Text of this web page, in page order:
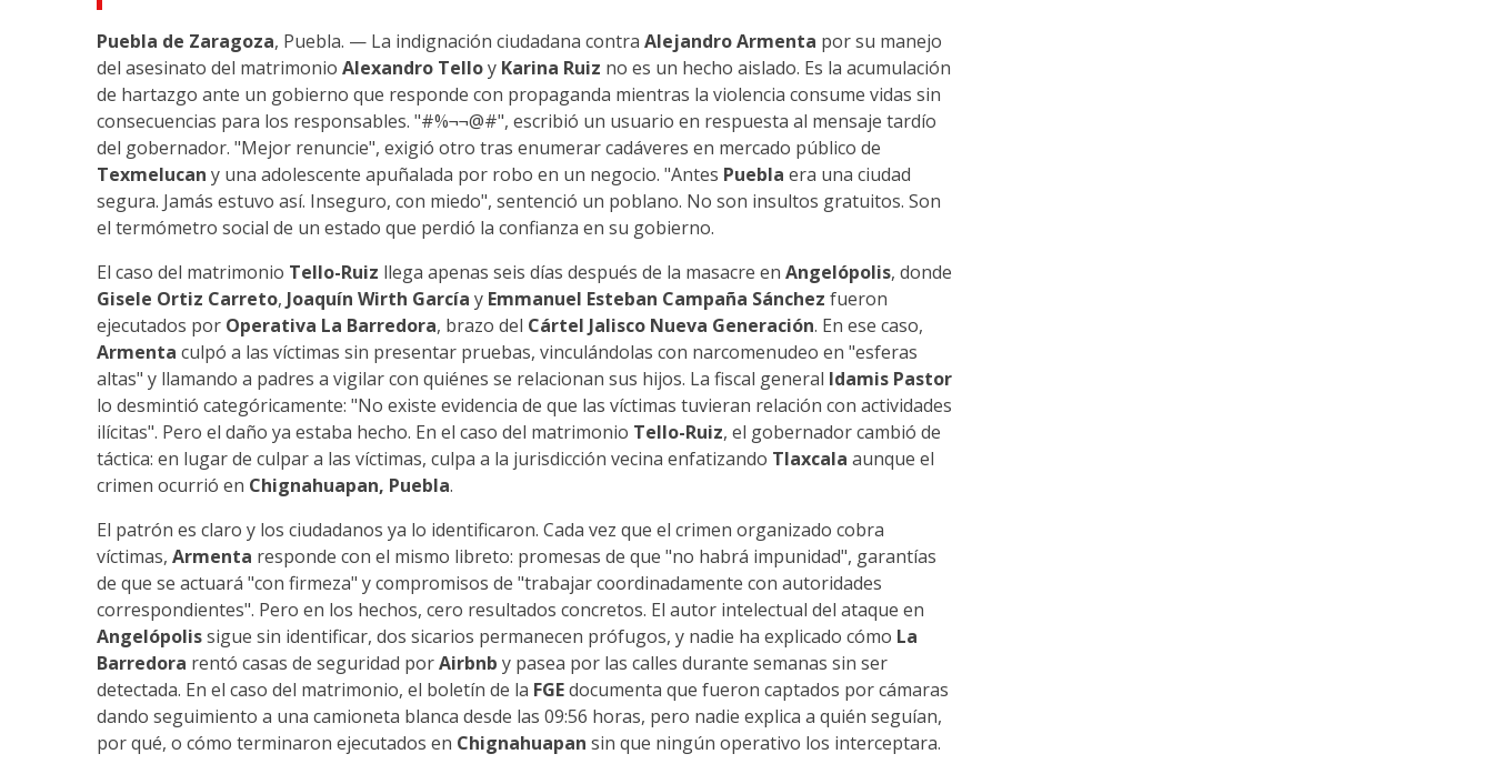
Puebla de Zaragoza, Puebla. — La indignación ciudadana contra Alejandro Armenta por su manejo
del asesinato del matrimonio Alexandro Telloy Karina Ruiz no es un hecho aislado. Es la acumulación
de hartazgo ante un gobierno que responde con propaganda mientras la violencia consume vidas sin
consecuencias para los responsables. "#%¬¬@#", escribió un usuario en respuesta al mensaje tardío
del gobernador. "Mejor renuncie", exigió otro tras enumerar cadáveres en mercado público de
Texmelucan y una adolescente apuñalada por robo en un negocio. "Antes Puebla era una ciudad
segura. Jamás estuvo así. Inseguro, con miedo", sentenció un poblano. No son insultos gratuitos. Son
el termómetro social de un estado que perdió la confianza en su gobierno.
El caso del matrimonio Tello-Ruiz llega apenas seis días después de la masacre en Angelópolis, donde
Gisele Ortiz Carreto, Joaquín Wirth García y Emmanuel Esteban Campaña Sánchez fueron
ejecutados por Operativa La Barredora, brazo del Cártel Jalisco Nueva Generación. En ese caso,
Armenta culpó a las víctimas sin presentar pruebas, vinculándolas con narcomenudeo en "esferas
altas" y llamando a padres a vigilar con quiénes se relacionan sus hijos. La fiscal general Idamis Pastor
lo desmintió categóricamente: "No existe evidencia de que las víctimas tuvieran relación con actividades
ilícitas". Pero el daño ya estaba hecho. En el caso del matrimonio Tello-Ruiz, el gobernador cambió de
táctica: en lugar de culpar a las víctimas, culpa a la jurisdicción vecina enfatizando Tlaxcala aunque el
crimen ocurrió en Chignahuapan, Puebla.
El patrón es claro y los ciudadanos ya lo identificaron. Cada vez que el crimen organizado cobra
víctimas, Armenta responde con el mismo libreto: promesas de que "no habrá impunidad", garantías
de que se actuará "con firmeza" y compromisos de "trabajar coordinadamente con autoridades
correspondientes". Pero en los hechos, cero resultados concretos. El autor intelectual del ataque en
Angelópolissigue sin identificar, dos sicarios permanecen prófugos, y nadie ha explicado cómo La
Barredora rentó casas de seguridad porAirbnb y pasea por las calles durante semanas sin ser
detectada. En el caso del matrimonio, el boletín de la FGEdocumenta que fueron captados por cámaras
dando seguimiento a una camioneta blanca desde las 09:56 horas, pero nadie explica a quién seguían,
por qué, o cómo terminaron ejecutados en Chignahuapan sin que ningún operativo los interceptara.